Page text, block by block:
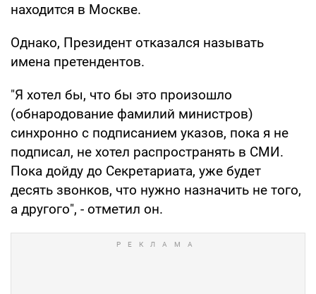
находится в Москве.
Однако, Президент отказался называть
имена претендентов.
"Я хотел бы, что бы это произошло
(обнародование фамилий министров)
синхронно с подписанием указов, пока я не
подписал, не хотел распространять в СМИ.
Пока дойду до Секретариата, уже будет
десять звонков, что нужно назначить не того,
а другого", - отметил он.